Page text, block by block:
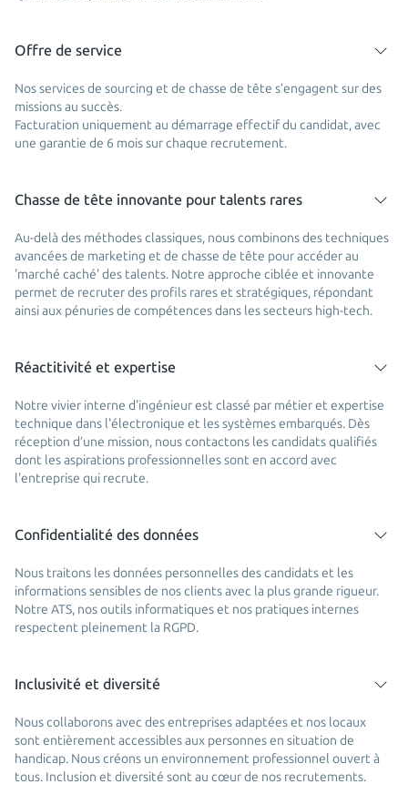
Offre de service
Nos services de sourcing et de chasse de tête s’engagent sur des
missions au succès.
Facturation uniquement au démarrage effectif du candidat, avec
une garantie de 6 mois sur chaque recrutement.
Chasse de tête innovante pour talents rares
Au-delà des méthodes classiques, nous combinons des techniques
avancées de marketing et de chasse de tête pour accéder au
'marché caché' des talents. Notre approche ciblée et innovante
permet de recruter des profils rares et stratégiques, répondant
ainsi aux pénuries de compétences dans les secteurs high-tech.
Réactitivité et expertise
Notre vivier interne d'ingénieur est classé par métier et expertise
technique dans l'électronique et les systèmes embarqués. Dès
réception d’une mission, nous contactons les candidats qualifiés
dont les aspirations professionnelles sont en accord avec
l'entreprise qui recrute.
Confidentialité des données
Nous traitons les données personnelles des candidats et les
informations sensibles de nos clients avec la plus grande rigueur.
Notre ATS, nos outils informatiques et nos pratiques internes
respectent pleinement la RGPD.
Inclusivité et diversité
Nous collaborons avec des entreprises adaptées et nos locaux
sont entièrement accessibles aux personnes en situation de
handicap. Nous créons un environnement professionnel ouvert à
tous. Inclusion et diversité sont au cœur de nos recrutements.